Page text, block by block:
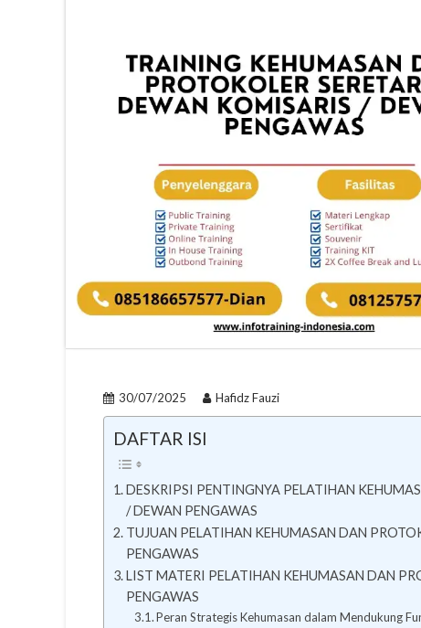
30/07/2025 Hafidz Fauzi
DAFTAR ISI
DESKRIPSI PENTINGNYA PELATIHAN
/ DEWAN PENGAWAS
TUJUAN PELATIHAN KEHUMASAN DAN
PENGAWAS
LIST MATERI PELATIHAN KEHUMASAN DAN
PENGAWAS
Peran Strategis Kehumasan dalam Mendukung